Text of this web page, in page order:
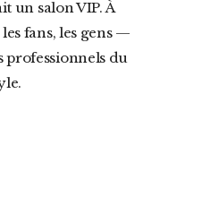
fans, les gens —
professionnels du